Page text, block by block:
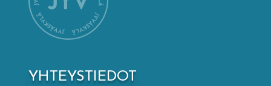
Kirjasto
YHTEYSTIEDOT